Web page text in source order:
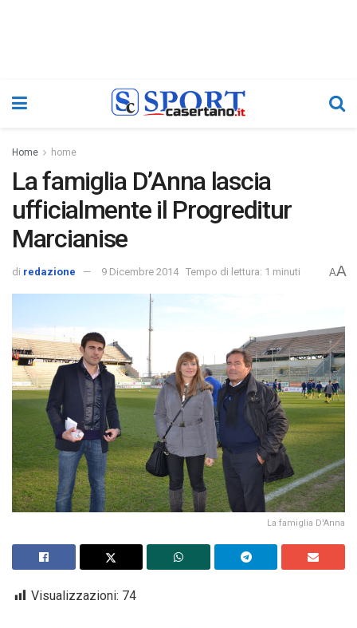
Home home
La famiglia D’Anna lascia
ufficialmente il Progreditur
Marcianise
di redazione 9 Dicembre 2014 Tempo di lettura: 1 minuti AA
La famiglia D'Anna
Visualizzazioni: 74